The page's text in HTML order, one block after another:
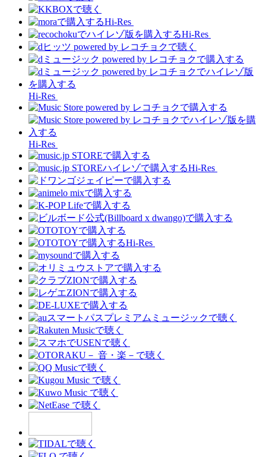
Hi-Res
Hi-Res
Hi-Res
Hi-Res
Hi-Res
Hi-Res